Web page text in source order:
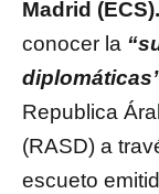
Madrid
conocer la
Republica
(RASD) a
escueto